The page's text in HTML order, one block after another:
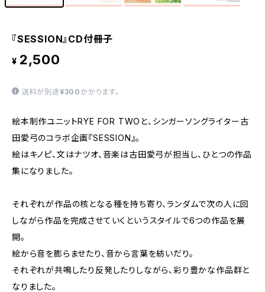
『SESSION』CD付冊子
¥ 2,500
送料が別途 ¥300 かかります。
絵本制作ユニットRYE FOR TWOと、シンガーソングライター古
田愛弓のコラボ企画『SESSION』。
絵はキノピ、文はナツオ、音楽は古田愛弓が担当し、ひとつの作品
集になりました。
それぞれが作品の核となる種を持ち寄り、ランダムで次の人に回
しながら作品を完成させていくというスタイルで6つの作品を展
開。
絵から音を膨らませたり、音から言葉を紡いだり。
それぞれが共鳴したり反発したりしながら、彩り豊かな作品群と
なりました。